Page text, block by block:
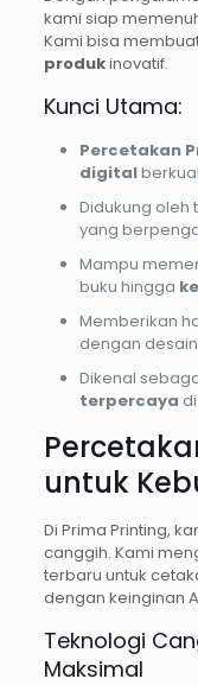
kami siap
Kami bisa
produkinovatif.
Kunci Utama:
Percetakan
digital
Didukung oleh
yang
Mampu
buku hingga
Memberikan
dengan
Dikenal
terpercaya
untuk
Di Prima Printing,
canggih. Kami
terbaru untuk
dengan keinginan
Teknologi
Maksimal